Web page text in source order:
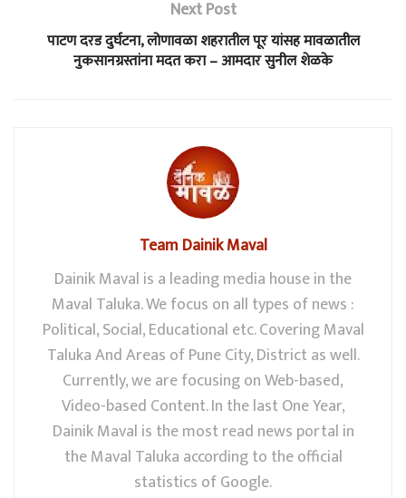
Next Post
पाटण दरड दुर्घटना, लोणावळा शहरातील पूर यांसह मावळातील
नुकसानग्रस्तांना मदत करा – आमदार सुनील शेळके
Team Dainik Maval
Dainik Maval is a leading media house in the
Maval Taluka. We focus on all types of news :
Political, Social, Educational etc. Covering Maval
Taluka And Areas of Pune City, District as well.
Currently, we are focusing on Web-based,
Video-based Content. In the last One Year,
Dainik Maval is the most read news portal in
the Maval Taluka according to the official
statistics of Google.